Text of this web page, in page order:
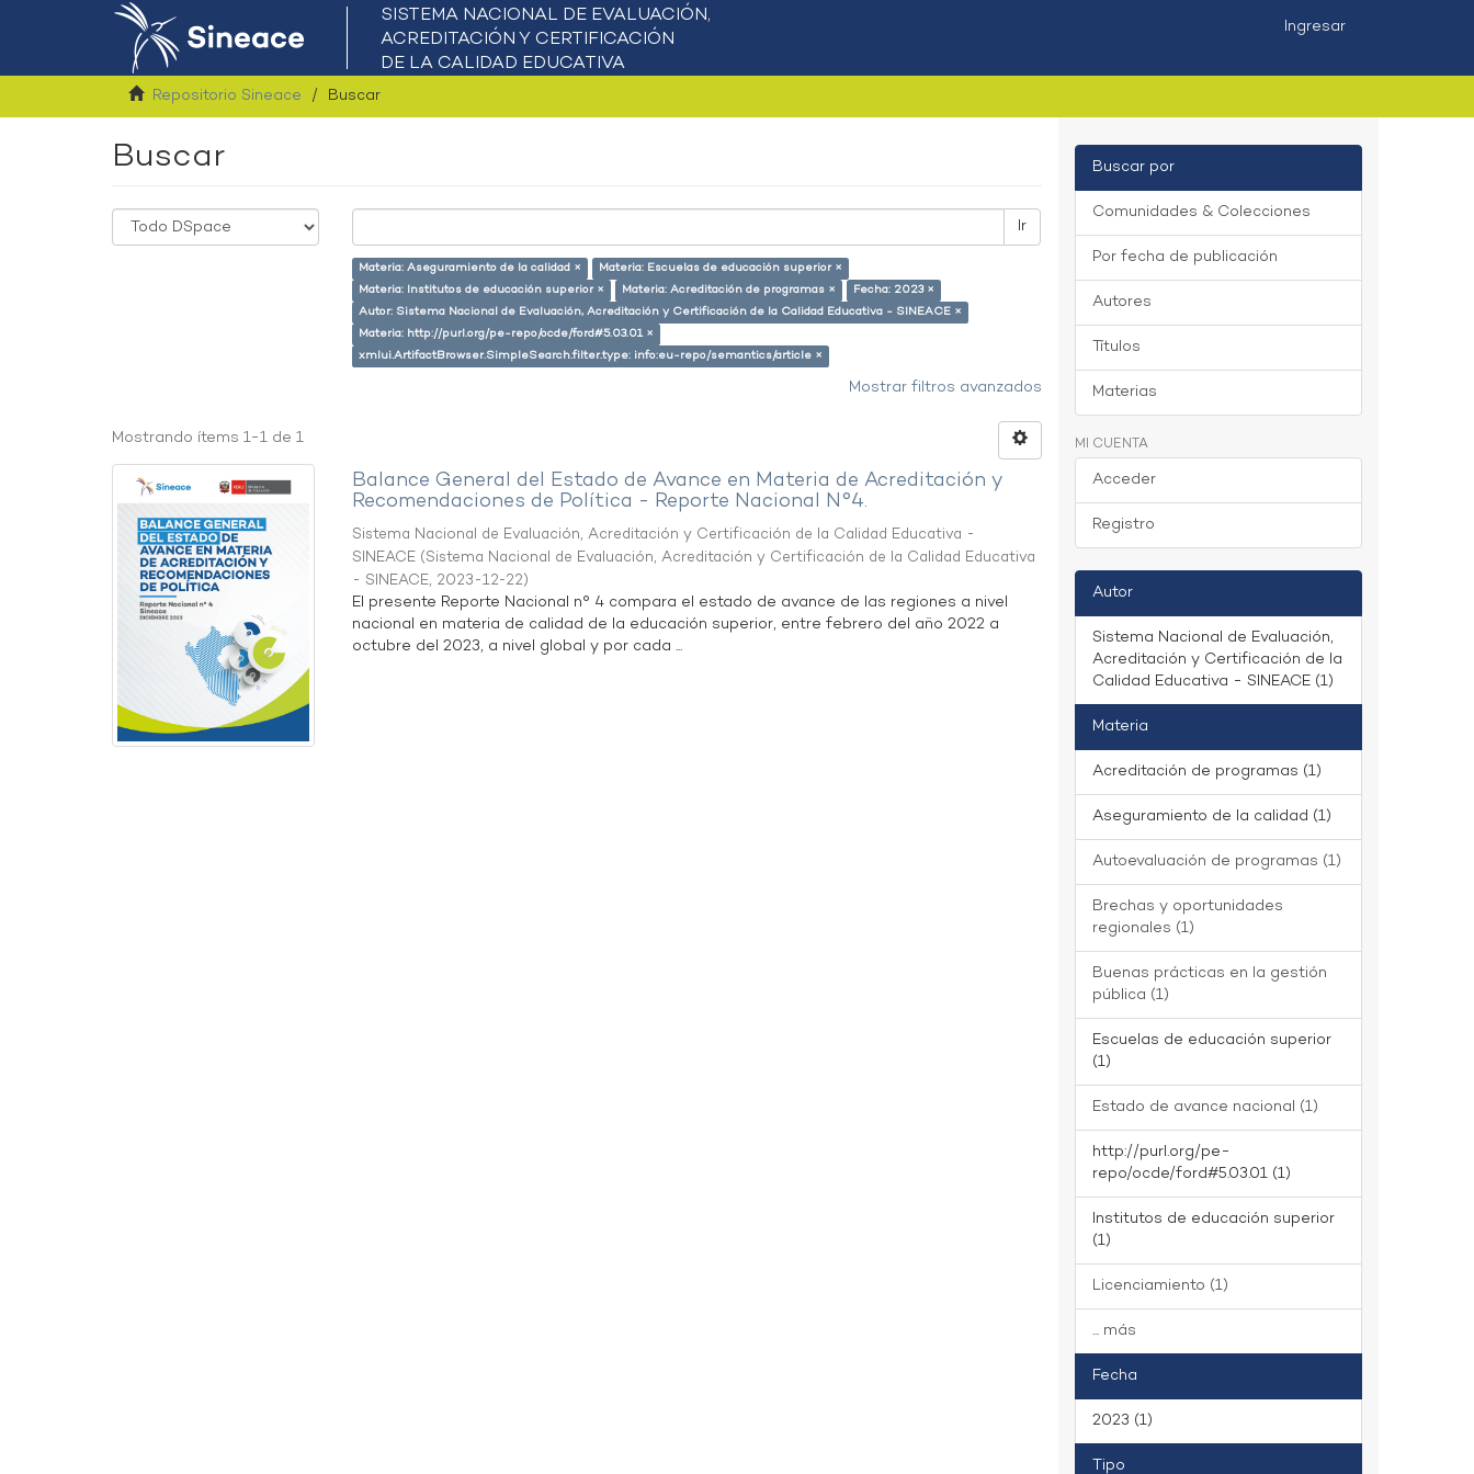
Ingresar
Repositorio Sineace Buscar
Buscar
Ir
Materia: Aseguramiento de la calidad ×
Materia: Escuelas de educación superior ×
Materia: Institutos de educación superior ×
Materia: Acreditación de programas ×
Fecha: 2023 ×
Autor: Sistema Nacional de Evaluación, Acreditación y Certificación de la Calidad Educativa - SINEACE ×
Materia: http://purl.org/pe-repo/ocde/ford#5.03.01 ×
xmlui.ArtifactBrowser.SimpleSearch.filter.type: info:eu-repo/semantics/article ×
Mostrar filtros avanzados
Mostrando ítems 1-1 de 1
Balance General del Estado de Avance en Materia de Acreditación y
Recomendaciones de Política - Reporte Nacional N°4.
Sistema Nacional de Evaluación, Acreditación y Certificación de la Calidad Educativa -
SINEACE (Sistema Nacional de Evaluación, Acreditación y Certificación de la Calidad Educativa
- SINEACE, 2023-12-22)
El presente Reporte Nacional n° 4 compara el estado de avance de las regiones a nivel
nacional en materia de calidad de la educación superior, entre febrero del año 2022 a
octubre del 2023, a nivel global y por cada ...
Buscar por
Comunidades & Colecciones
Por fecha de publicación
Autores
Títulos
Materias
MI CUENTA
Acceder
Registro
Autor
Sistema Nacional de Evaluación,
Acreditación y Certificación de la
Calidad Educativa - SINEACE (1)
Materia
Acreditación de programas (1)
Aseguramiento de la calidad (1)
Autoevaluación de programas (1)
Brechas y oportunidades
regionales (1)
Buenas prácticas en la gestión
pública (1)
Escuelas de educación superior
(1)
Estado de avance nacional (1)
http://purl.org/pe-
repo/ocde/ford#5.03.01 (1)
Institutos de educación superior
(1)
Licenciamiento (1)
... más
Fecha
2023 (1)
Tipo